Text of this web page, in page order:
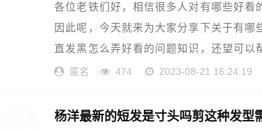
各位老铁们好，相信很多人对有哪些好看
因此呢，今天就来为大家分享下关于有哪
直发黑怎么弄好看的问题知识，还望可以
惑，下面……
匿名 474 2023-08-21 16:24:19
杨洋最新的短发是寸头吗剪这种发型